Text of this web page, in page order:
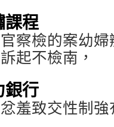
課程
察檢的案幼
起不檢南，
銀行
忿羞致交性制